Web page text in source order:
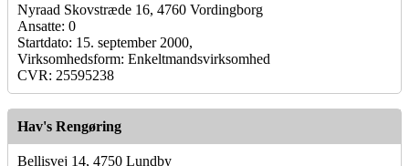
Nyraad Skovstræde 16, 4760 Vordingborg
Ansatte: 0
Startdato: 15. september 2000,
Virksomhedsform: Enkeltmandsvirksomhed
CVR: 25595238
Hav's Rengøring
Bellisvej 14, 4750 Lundby